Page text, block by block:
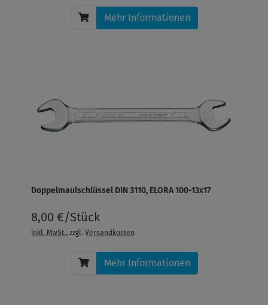
Mehr Informationen
Doppelmaulschlüssel DIN 3110, ELORA 100-13x17
8,00 €/Stück
inkl. MwSt., zzgl.Versandkosten
Mehr Informationen